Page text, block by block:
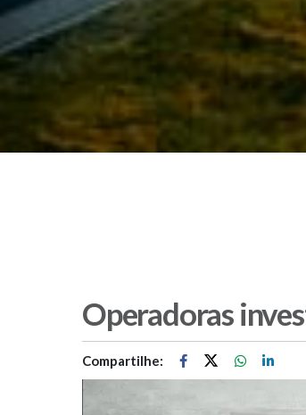
Operadoras
Compartilhe: